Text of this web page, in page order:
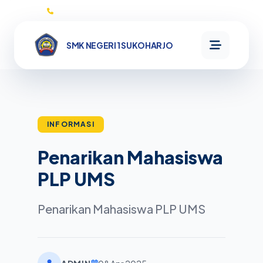
SMK NEGERI 1 SUKOHARJO
Beranda
Informasi
Profil
Sejarah
INFORMASI
Penarikan Mahasiswa
PLP UMS
Penarikan Mahasiswa PLP UMS